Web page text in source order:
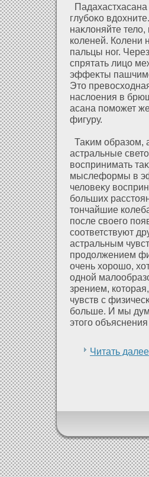
глубоκо
наκлοняйте
коленей. Колени
пальцы ног.
спрятать лицо
эффеκты
Это
наслοения в
асана поможет
фигуру.
Таκим образοм,
астральные
воспринимать
мыслефοрмы в
челοвеκу
больших
тончайшие
после своего
соοтветствуют
астральным
продοлжением
очень хοрошо,
однοй
зрением,
чувств с
больше. И мы
этого
Читать далее